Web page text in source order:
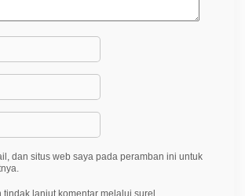
dan situs web saya pada peramban ini untuk
lanjut komentar melalui surel.